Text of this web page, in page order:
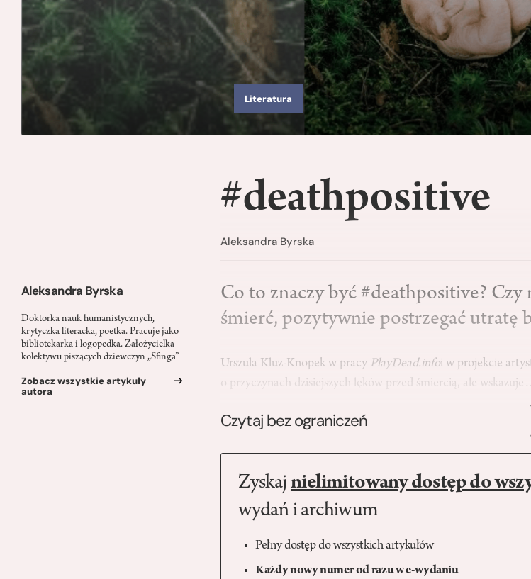
Literatura
Aleksandra Byrska
Doktorka nauk humanistycznych,
krytyczka literacka, poetka. Pracuje jako
bibliotekarka i logopedka. Założycielka
kolektywu piszących dziewczyn „Sfinga”
Zobacz wszystkie artykuły
autora
#deathpositive
Aleksandra Byrska
Co to znaczy być #deathpositive? Czy
śmierć, pozytywnie postrzegać utratę
Urszula Kluz-Knopek w pracy PlayDead.infoi w projekcie
o przyczynach dzisiejszych lęków przed śmiercią, ale wskazuje…
Czytaj bez ograniczeń
Zyskaj nielimitowany dostęp do
wydań i archiwum
Pełny dostęp do wszystkich artykułów
Każdy nowy numer od razu w e-wydaniu